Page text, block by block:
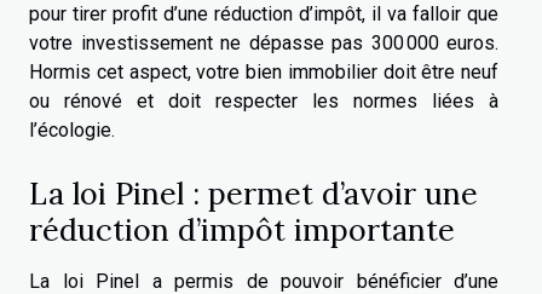
pour tirer profit d’une réduction d’impôt, il va falloir que
votre investissement ne dépasse pas 300 000 euros.
Hormis cet aspect, votre bien immobilier doit être neuf
ou rénové et doit respecter les normes liées à
l’écologie.
La loi Pinel : permet d’avoir une
réduction d’impôt importante
La loi Pinel a permis de pouvoir bénéficier d’une